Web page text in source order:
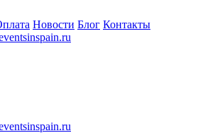
Новости Блог Контакты